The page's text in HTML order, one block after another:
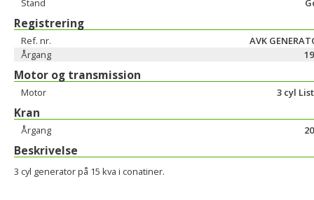
Stand
Registrering
Ref. nr.
AVK
Årgang
Motor og transmission
Motor 3 cyl
Kran
Årgang
Beskrivelse
3 cyl generator på 15 kva i conatiner.